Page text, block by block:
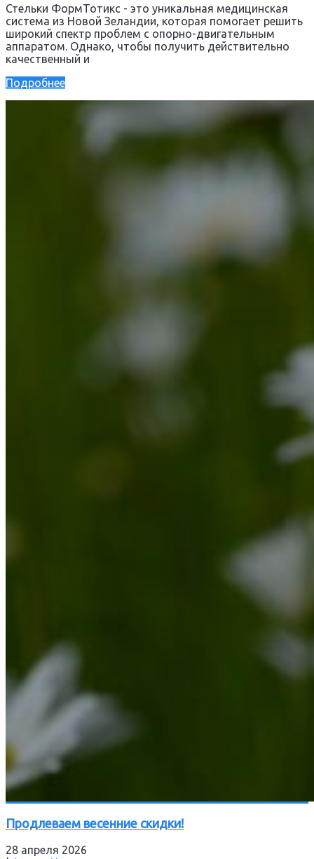
Стельки ФормТотикс - это уникальная медицинская
система из Новой Зеландии, которая помогает решить
широкий спектр проблем с опорно-двигательным
аппаратом. Однако, чтобы получить действительно
качественный и
Подробнее
Продлеваем весенние скидки!
28 апреля 2026